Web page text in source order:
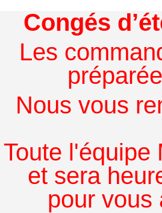
Congés
Les
Nous vous
Toute l'équipe
et sera
pour vous